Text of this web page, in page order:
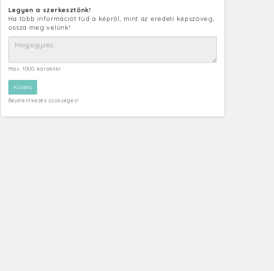
Legyen a szerkesztőnk!
Ha több információt tud a képről, mint az eredeti képszöveg,
ossza meg velünk!
Max. 1000 karakter
Bejelentkezés szükséges!